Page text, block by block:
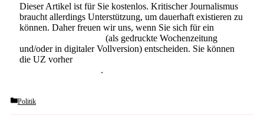
Dieser Artikel ist für Sie kostenlos. Kritischer Journalismus
braucht allerdings Unterstützung, um dauerhaft existieren zu
können. Daher freuen wir uns, wenn Sie sich für ein
(als gedruckte Wochenzeitung
und/oder in digitaler Vollversion) entscheiden. Sie können
die UZ vorher
.
Categories
Politik